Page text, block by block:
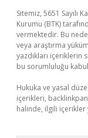
Sitemiz, 5651 Sayılı
Kurumu (BTK)
vermektedir. Bu
veya araştırma
yazdıkları içeriklerin
bu sorumluluğu
Hukuka ve yasal
içerikleri,
halinde, ilgili içerikler